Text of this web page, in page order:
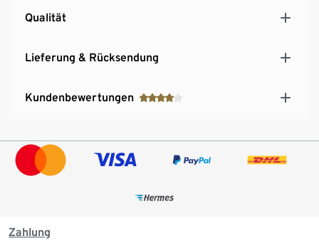
Qualität
Lieferung & Rücksendung
Kundenbewertungen
Zahlung